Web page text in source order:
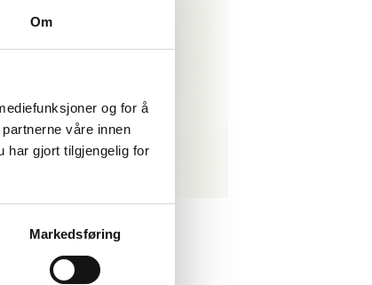
Om
og for å
våre innen
har gjort tilgjengelig for
Markedsføring